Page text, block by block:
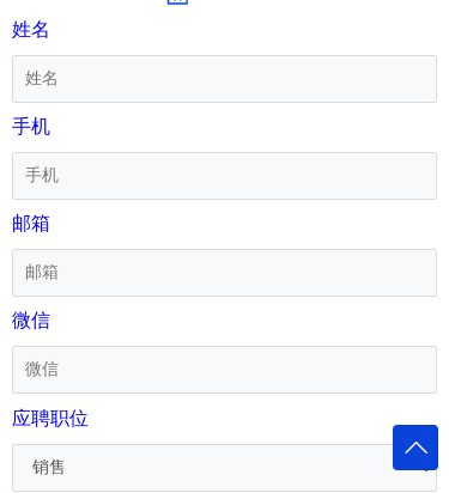
姓名
手机
邮箱
微信
应聘职位